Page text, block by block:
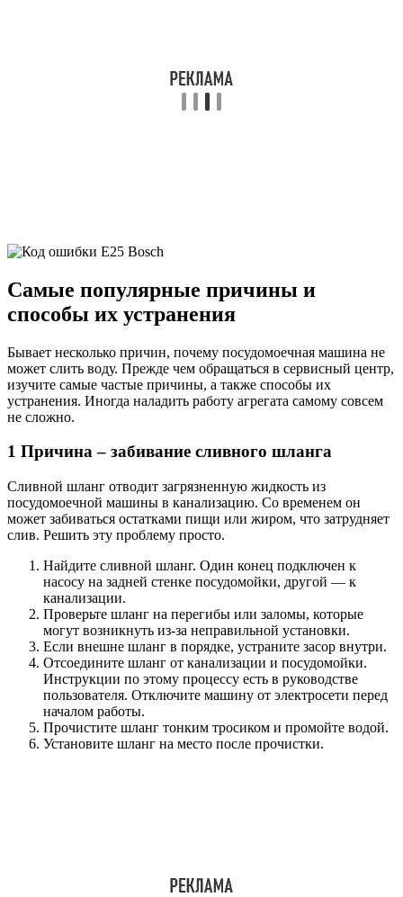
Самые популярные причины и
способы их устранения
Бывает несколько причин, почему посудомоечная машина не
может слить воду. Прежде чем обращаться в сервисный центр,
изучите самые частые причины, а также способы их
устранения. Иногда наладить работу агрегата самому совсем
не сложно.
1 Причина – забивание сливного шланга
Сливной шланг отводит загрязненную жидкость из
посудомоечной машины в канализацию. Со временем он
может забиваться остатками пищи или жиром, что затрудняет
слив. Решить эту проблему просто.
Найдите сливной шланг. Один конец подключен к
насосу на задней стенке посудомойки, другой — к
канализации.
Проверьте шланг на перегибы или заломы, которые
могут возникнуть из-за неправильной установки.
Если внешне шланг в порядке, устраните засор внутри.
Отсоедините шланг от канализации и посудомойки.
Инструкции по этому процессу есть в руководстве
пользователя. Отключите машину от электросети перед
началом работы.
Прочистите шланг тонким тросиком и промойте водой.
Установите шланг на место после прочистки.